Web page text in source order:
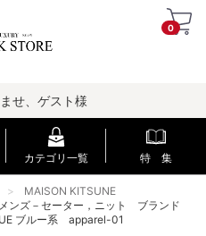
0
せ、ゲスト様
カテゴリ一覧 特 集
MAISON KITSUNE
ンズ－セーター，ニット ブランド
ブルー系 apparel-01